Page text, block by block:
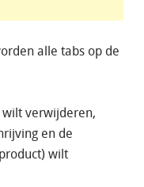
alle tabs op de
verwijderen,
en de
wilt